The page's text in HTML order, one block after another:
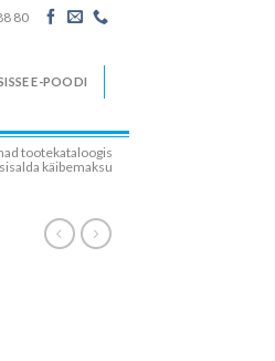
80
E-POODI
tootekataloogis
käibemaksu